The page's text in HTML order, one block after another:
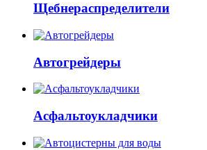
Щебнераспределители
Автогрейдеры
Асфальтоукладчики